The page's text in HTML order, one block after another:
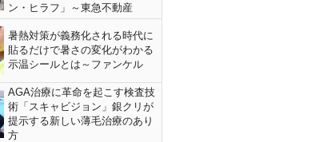
ン・ヒラフ」～東急不動産
暑熱対策が義務化される時代に
貼るだけで暑さの変化がわかる
示温シールとは～ファンケル
AGA治療に革命を起こす検査技
術「スキャビジョン」銀クリが
提示する新しい薄毛治療のあり
方